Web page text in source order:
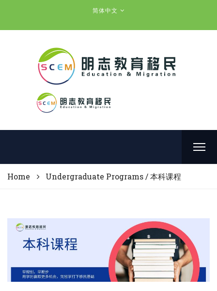
简体中文
Home Undergraduate Programs / 本科课程